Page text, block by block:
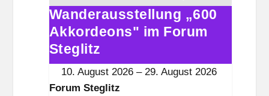
g
i
t
z
Wanderausstellung
„600
Akkordeons"
im
Wanderausstellung „600
Akkordeons" im Forum
Steglitz
10. August 2026 – 29. August 2026
Forum Steglitz